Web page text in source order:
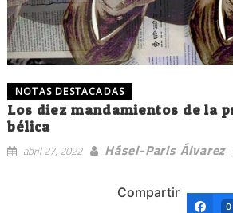
NOTAS DESTACADAS
Los diez mandamientos de la
bélica
abril 27, 2022 Hásel-Paris Álvarez
Compartir
0